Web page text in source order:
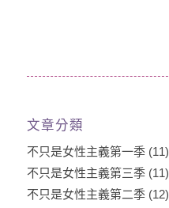
文章分類
不只是女性主義第一季(11)
不只是女性主義第三季(11)
不只是女性主義第二季(12)